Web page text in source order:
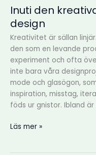
Inuti den
design
Kreativitet är sällan
den som en levande
experiment och ofta
inte bara våra
mode och glasögon,
inspiration, misstag,
föds ur gnistor. Ibland är
Inuti
den
kreativa
processen
för
stil
och
design
Läs mer »